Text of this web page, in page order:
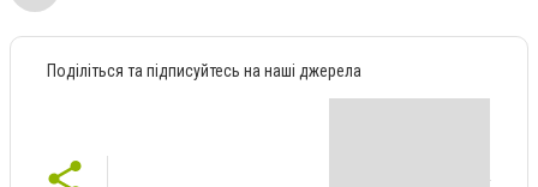
Поділіться та підписуйтесь на наші джерела